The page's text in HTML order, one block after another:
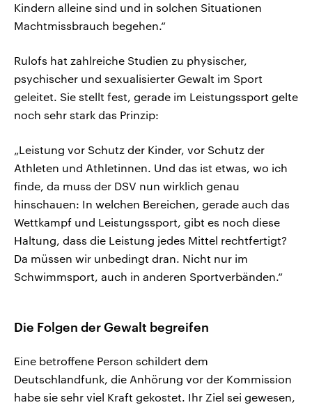
Kindern alleine sind und in solchen Situationen
Machtmissbrauch begehen.“
Rulofs hat zahlreiche Studien zu physischer,
psychischer und sexualisierter Gewalt im Sport
geleitet. Sie stellt fest, gerade im Leistungssport gelte
noch sehr stark das Prinzip:
„Leistung vor Schutz der Kinder, vor Schutz der
Athleten und Athletinnen. Und das ist etwas, wo ich
finde, da muss der DSV nun wirklich genau
hinschauen: In welchen Bereichen, gerade auch das
Wettkampf und Leistungssport, gibt es noch diese
Haltung, dass die Leistung jedes Mittel rechtfertigt?
Da müssen wir unbedingt dran. Nicht nur im
Schwimmsport, auch in anderen Sportverbänden.“
Die Folgen der Gewalt begreifen
Eine betroffene Person schildert dem
Deutschlandfunk, die Anhörung vor der Kommission
habe sie sehr viel Kraft gekostet. Ihr Ziel sei gewesen,